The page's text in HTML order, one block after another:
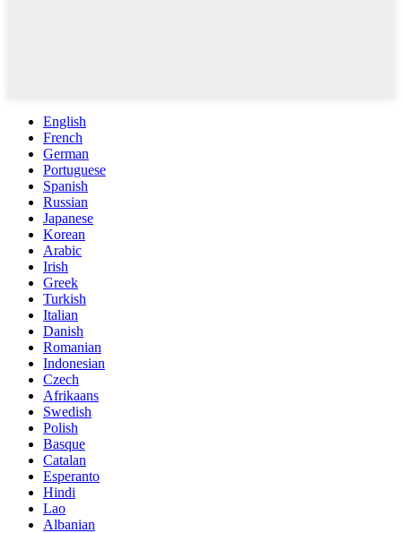
English
French
German
Portuguese
Spanish
Russian
Japanese
Korean
Arabic
Irish
Greek
Turkish
Italian
Danish
Romanian
Indonesian
Czech
Afrikaans
Swedish
Polish
Basque
Catalan
Esperanto
Hindi
Lao
Albanian